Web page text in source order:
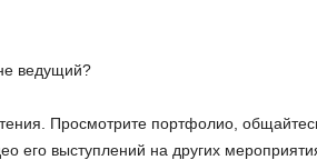
ведущий?
Просмотрите портфолио,
его выступлений на других